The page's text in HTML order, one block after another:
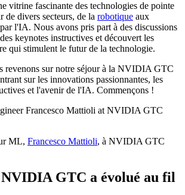
vitrine fascinante des technologies de pointe
de divers secteurs, de la robotique aux
l'IA. Nous avons pris part à des discussions
keynotes instructives et découvert les
qui stimulent le futur de la technologie.
revenons sur notre séjour à la NVIDIA GTC
sur les innovations passionnantes, les
et l'avenir de l'IA. Commençons !
ML, Francesco Mattioli, à NVIDIA GTC
GTC a évolué au fil